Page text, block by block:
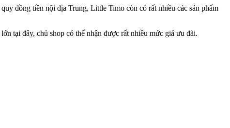
đồng tiền nội địa Trung, Little Timo còn có rất nhiều các sản phẩm
tại đây, chủ shop có thể nhận được rất nhiều mức giá ưu đãi.